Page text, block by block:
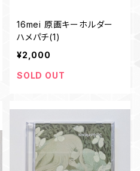
16mei 原画キーホルダー
ハメパチ(1)
¥2,000
SOLD OUT